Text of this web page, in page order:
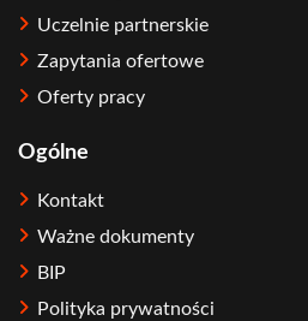
Uczelnie partnerskie
Zapytania ofertowe
Oferty pracy
Ogólne
Kontakt
Ważne dokumenty
BIP
Polityka prywatności